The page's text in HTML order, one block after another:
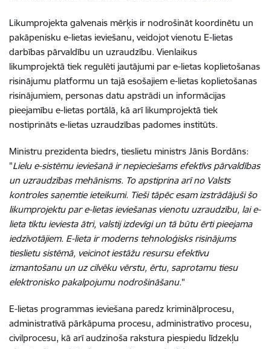
Likumprojekta galvenais mērķis ir nodrošināt koordinētu un
pakāpenisku e-lietas ieviešanu, veidojot vienotu E-lietas
darbības pārvaldību un uzraudzību. Vienlaikus
likumprojektā tiek regulēti jautājumi par e-lietas koplietošanas
risinājumu platformu un tajā esošajiem e-lietas koplietošanas
risinājumiem, personas datu apstrādi un informācijas
pieejamību e-lietas portālā, kā arī likumprojektā tiek
nostiprināts e-lietas uzraudzības padomes institūts.
Ministru prezidenta biedrs, tieslietu ministrs Jānis Bordāns:
"Lielu e-sistēmu ieviešanā ir nepieciešams efektīvs pārvaldības
un uzraudzības mehānisms. To apstiprina arī no Valsts
kontroles saņemtie ieteikumi. Tieši tāpēc esam izstrādājuši šo
likumprojektu par e-lietas ieviešanas vienotu uzraudzību, lai e-
lieta tiktu ieviesta ātri, valstij izdevīgi un tā būtu ērti pieejama
iedzīvotājiem. E-lieta ir moderns tehnoloģisks risinājums
tieslietu sistēmā, veicinot iestāžu resursu efektīvu
izmantošanu un uz cilvēku vērstu, ērtu, saprotamu tiesu
elektronisko pakalpojumu nodrošināšanu."
E-lietas programmas ieviešana paredz kriminālprocesu,
administratīvā pārkāpuma procesu, administratīvo procesu,
civilprocesu, kā arī audzinoša rakstura piespiedu līdzekļu